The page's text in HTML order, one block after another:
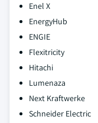
Enel X
EnergyHub
ENGIE
Flexitricity
Hitachi
Lumenaza
Next Kraftwerke
Schneider Electric